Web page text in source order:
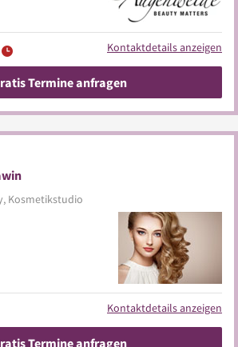
Kontaktdetails anzeigen
Termine anfragen
Kosmetikstudio
Kontaktdetails anzeigen
Termine anfragen